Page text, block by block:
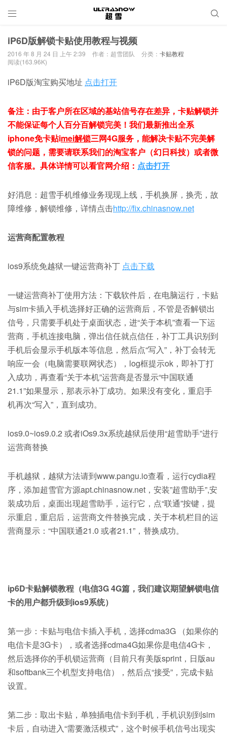
 
iP6D版解锁卡贴使用教程与视频
2016 年 8 月 24 日 上午 2:39 作者：超雪团队 分类： 卡贴教程
阅读(163.96K)
iP6D版淘宝购买地址 点击打开
备注：由于客户所在区域的基站信号存在差异，卡贴解锁并
不能保证每个人百分百解锁完美！我们最新推出全系
iphone免卡贴imei解锁三网4G服务，能解决卡贴不完美解
锁的问题，需要请联系我们的淘宝客户（幻日科技）或者微
信客服。具体详情可以看官网介绍： 点击打开
好消息：超雪手机维修业务现现上线，手机换屏，换壳，故
障维修，解锁维修，详情点击http://fix.chinasnow.net
运营商配置教程
ios9系统免越狱一键运营商补丁 点击下载
一键运营商补丁使用方法：下载软件后，在电脑运行，卡贴
与sim卡插入手机选择好正确的运营商后，不管是否解锁出
信号，只需要手机处于桌面状态，进“关于本机”查看一下运
营商，手机连接电脑，弹出信任就点信任，补丁工具识别到
手机后会显示手机版本等信息，然后点“写入”，补丁会转无
响应一会（电脑需要联网状态），log框提示ok，即补丁打
入成功，再查看“关于本机”运营商是否显示“中国联通
21.1”如果显示，那表示补丁成功。如果没有变化，重启手
机再次“写入”，直到成功。
ios9.0~ios9.0.2 或者iOs9.3x系统越狱后使用“超雪助手”进行
运营商替换
手机越狱，越狱方法请到www.pangu.io查看，运行cydia程
序，添加超雪官方源apt.chinasnow.net，安装”超雪助手”,安
装成功后，桌面出现超雪助手，运行它，点“联通”按键，提
示重启，重启后，运营商文件替换完成，关于本机栏目的运
营商显示：“中国联通21.0 或者21.1”，替换成功。
ip6D卡贴解锁教程（电信3G 4G篇，我们建议期望解锁电信
卡的用户都升级到ios9系统）
第一步：卡贴与电信卡插入手机，选择cdma3G （如果你的
电信卡是3G卡），或者选择cdma4G如果你是电信4G卡，
然后选择你的手机锁运营商（目前只有美版sprint，日版au
和softbank三个机型支持电信），然后点“接受”，完成卡贴
设置。
第二步：取出卡贴，单独插电信卡到手机，手机识别到sim
卡后，自动进入“需要激活模式”，这个时候手机信号出现实